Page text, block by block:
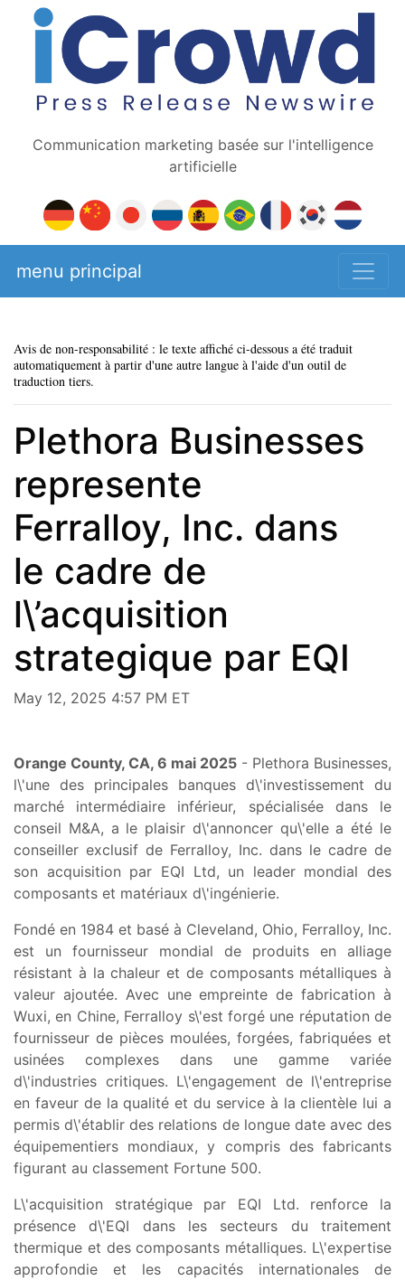
Communication marketing basée sur l'intelligence
artificielle
menu principal
Avis de non-responsabilité : le texte affiché ci-dessous a été traduit
automatiquement à partir d'une autre langue à l'aide d'un outil de
traduction tiers.
Plethora Businesses
represente
Ferralloy, Inc. dans
le cadre de
l\’acquisition
strategique par EQI
May 12, 2025 4:57 PM ET
Orange County, CA, 6 mai 2025 - Plethora Businesses,
l\'une des principales banques d\'investissement du
marché intermédiaire inférieur, spécialisée dans le
conseil M&A, a le plaisir d\'annoncer qu\'elle a été le
conseiller exclusif de Ferralloy, Inc. dans le cadre de
son acquisition par EQI Ltd, un leader mondial des
composants et matériaux d\'ingénierie.
Fondé en 1984 et basé à Cleveland, Ohio, Ferralloy, Inc.
est un fournisseur mondial de produits en alliage
résistant à la chaleur et de composants métalliques à
valeur ajoutée. Avec une empreinte de fabrication à
Wuxi, en Chine, Ferralloy s\'est forgé une réputation de
fournisseur de pièces moulées, forgées, fabriquées et
usinées complexes dans une gamme variée
d\'industries critiques. L\'engagement de l\'entreprise
en faveur de la qualité et du service à la clientèle lui a
permis d\'établir des relations de longue date avec des
équipementiers mondiaux, y compris des fabricants
figurant au classement Fortune 500.
L\'acquisition stratégique par EQI Ltd. renforce la
présence d\'EQI dans les secteurs du traitement
thermique et des composants métalliques. L\'expertise
approfondie et les capacités internationales de